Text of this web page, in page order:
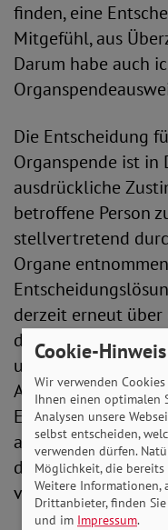
finden, eine
Mitgefühl, aus
Darum habe auch
Die Entscheidung
Organspende ist
ausdrückliche
betroffene Person
stellvertretend
Organe
derzeit erneut
diskutiert wird. Der
umfassender
Engelmeier:
anerkannt werden,
der Nächstenliebe.
verdient unser aller
Cookie-
Wir verwenden
Ihnen einen optimalen
Analysen unsere
selbst entscheiden,
verwenden dürfen.
Möglichkeit, die
Weitere Informationen,
Drittanbieter, finden
und im Impressum.